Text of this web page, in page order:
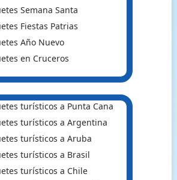
Semana Santa
Fiestas Patrias
Año Nuevo
en Cruceros
turísticos a Punta Cana
turísticos a Argentina
turísticos a Aruba
turísticos a Brasil
turísticos a Chile